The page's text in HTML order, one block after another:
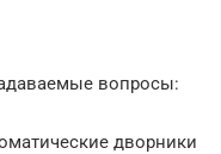
вопросы:
дворники